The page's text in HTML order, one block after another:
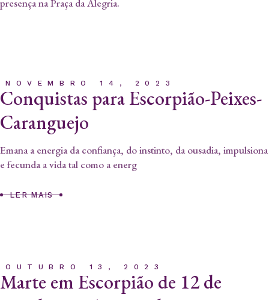
presença na Praça da Alegria.
NOVEMBRO 14, 2023
Conquistas para Escorpião-Peixes-
Caranguejo
Emana a energia da confiança, do instinto, da ousadia, impulsiona
e fecunda a vida tal como a energ
LER MAIS
OUTUBRO 13, 2023
Marte em Escorpião de 12 de